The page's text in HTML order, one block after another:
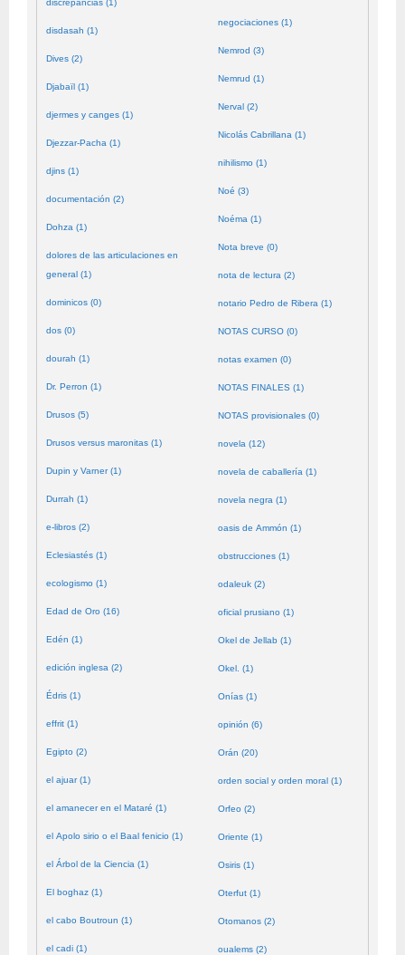
discrepancias (1)
disdasah (1)
Dives (2)
Djabaïl (1)
djermes y canges (1)
Djezzar-Pacha (1)
djins (1)
documentación (2)
Dohza (1)
dolores de las articulaciones en
general (1)
dominicos (0)
dos (0)
dourah (1)
Dr. Perron (1)
Drusos (5)
Drusos versus maronitas (1)
Dupin y Varner (1)
Durrah (1)
e-libros (2)
Eclesiastés (1)
ecologismo (1)
Edad de Oro (16)
Edén (1)
edición inglesa (2)
Édris (1)
effrit (1)
Egipto (2)
el ajuar (1)
el amanecer en el Mataré (1)
el Apolo sirio o el Baal fenicio (1)
el Árbol de la Ciencia (1)
El boghaz (1)
el cabo Boutroun (1)
el cadi (1)
negociaciones (1)
Nemrod (3)
Nemrud (1)
Nerval (2)
Nicolás Cabrillana (1)
nihilismo (1)
Noé (3)
Noéma (1)
Nota breve (0)
nota de lectura (2)
notario Pedro de Ribera (1)
NOTAS CURSO (0)
notas examen (0)
NOTAS FINALES (1)
NOTAS provisionales (0)
novela (12)
novela de caballería (1)
novela negra (1)
oasis de Ammón (1)
obstrucciones (1)
odaleuk (2)
oficial prusiano (1)
Okel de Jellab (1)
Okel. (1)
Onías (1)
opinión (6)
Orán (20)
orden social y orden moral (1)
Orfeo (2)
Oriente (1)
Osiris (1)
Oterfut (1)
Otomanos (2)
oualems (2)